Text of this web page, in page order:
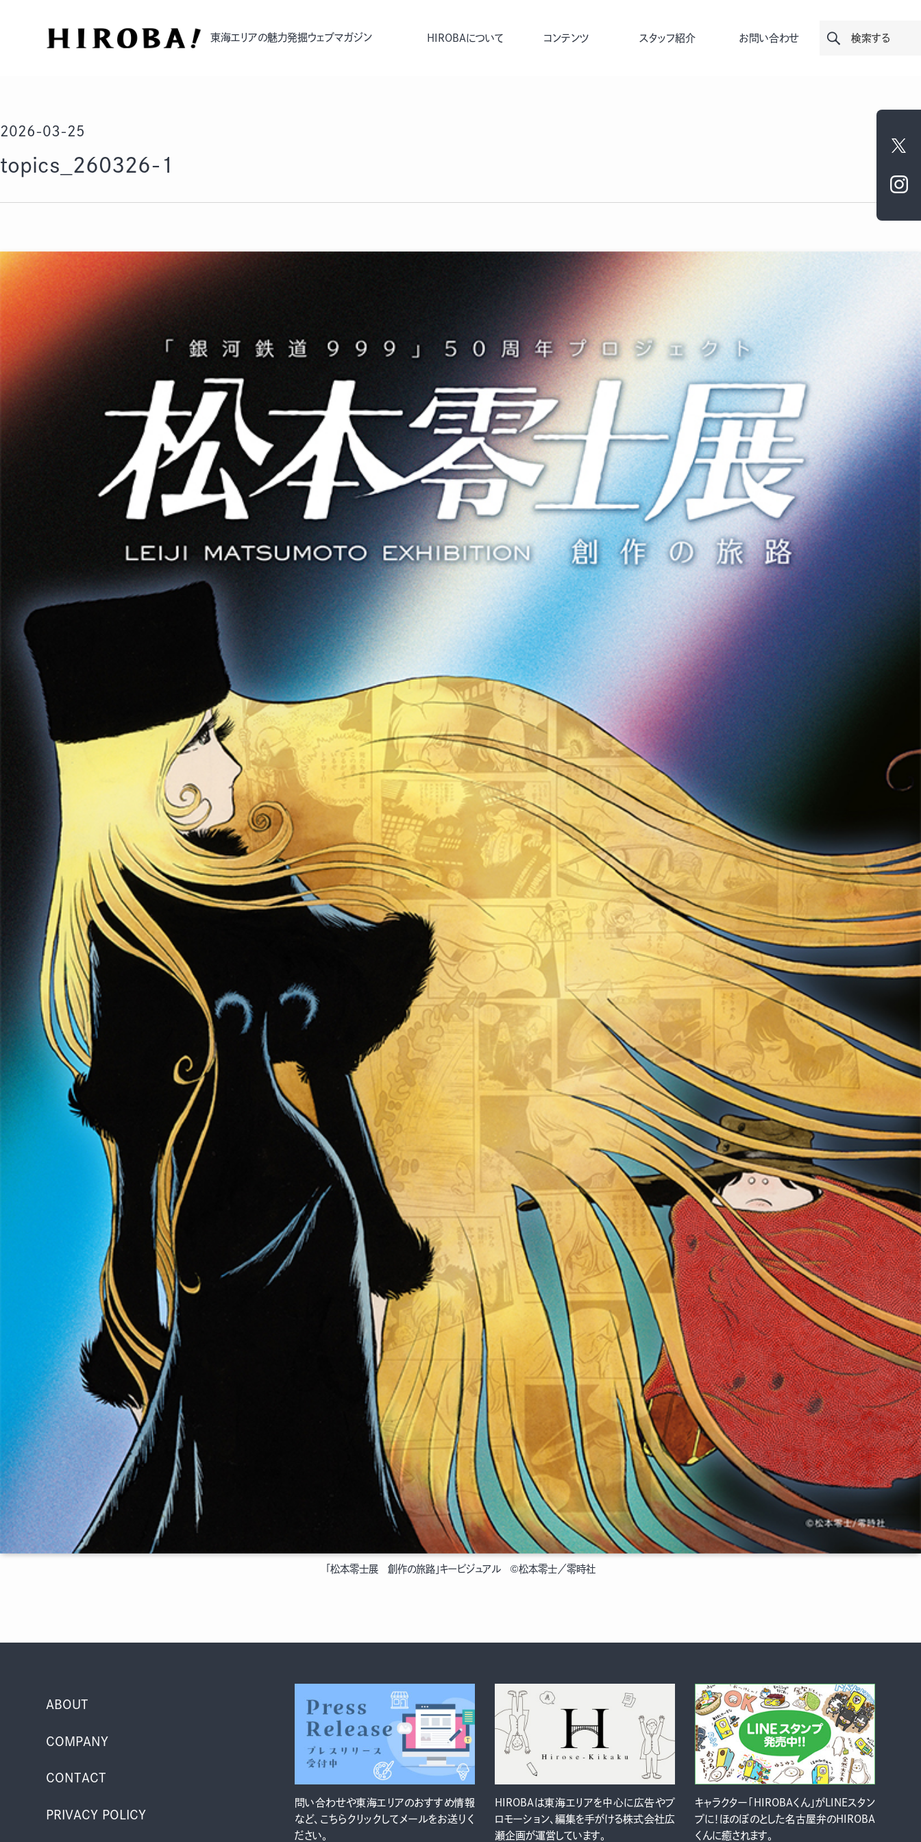
東海エリアの魅力発掘ウェブマガジン HIROBAについて コンテンツ スタッフ紹介 お問い合わせ 検索する
2026-03-25
topics_260326-1
「松本零士展 創作の旅路」キービジュアル ©松本零士／零時社
ABOUT
COMPANY
CONTACT
PRIVACY POLICY
問い合わせや東海エリアのおすすめ情報
など、こちらクリックしてメールをお送りく
ださい。
HIROBAは東海エリアを中心に広告やプ
ロモーション、編集を手がける株式会社広
瀬企画が運営しています。
キャラクター「HIROBAくん」がLINEスタン
プに！ほのぼのとした名古屋弁のHIROBA
くんに癒されます。